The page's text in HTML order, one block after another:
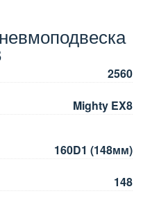
2560
Mighty EX8
160D1 (148мм)
148